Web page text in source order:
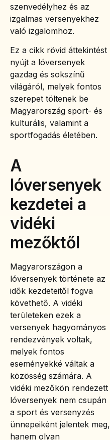
szenvedélyhez és az
izgalmas versenyekhez
való izgalomhoz.
Ez a cikk rövid áttekintést
nyújt a lóversenyek
gazdag és sokszínű
világáról, melyek fontos
szerepet töltenek be
Magyarország sport- és
kulturális, valamint a
sportfogadás életében.
A
lóversenyek
kezdetei a
vidéki
mezőktől
Magyarországon a
lóversenyek története az
idők kezdeteitől fogva
követhető. A vidéki
területeken ezek a
versenyek hagyományos
rendezvények voltak,
melyek fontos
eseményekké váltak a
közösség számára. A
vidéki mezőkön rendezett
lóversenyek nem csupán
a sport és versenyzés
ünnepeiként jelentek meg,
hanem olyan